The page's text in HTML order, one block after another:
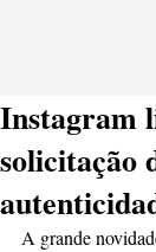
Instagram
solicitação
A grande